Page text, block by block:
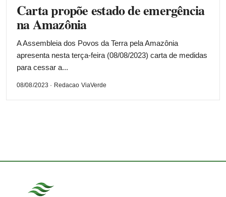
Carta propõe estado de emergência
na Amazônia
A Assembleia dos Povos da Terra pela Amazônia
apresenta nesta terça-feira (08/08/2023) carta de medidas
para cessar a...
08/08/2023 · Redacao ViaVerde